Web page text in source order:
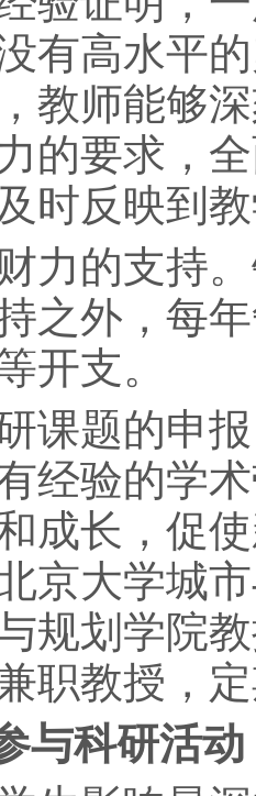
有高水平
教师能够
的要求，
时反映到
力的支持
之外，每
开支。
课题的申
经验的学
成长，促
京大学城
规划学院
职教授，
与科研活动